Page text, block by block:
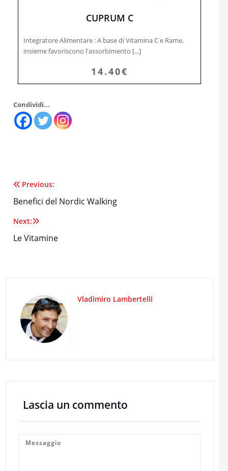
CUPRUM C
Integratore Alimentare : A base di Vitamina C e Rame,
insieme favoriscono l'assorbimento [...]
14.40€
Condividi...
Navigazione
articoli
Previous:
Benefici del Nordic Walking
Next:
Le Vitamine
Vladimiro Lambertelli
Lascia un commento